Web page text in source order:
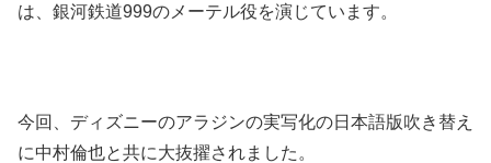
は、銀河鉄道999のメーテル役を演じています。
今回、ディズニーのアラジンの実写化の日本語版吹き替え
に中村倫也と共に大抜擢されました。